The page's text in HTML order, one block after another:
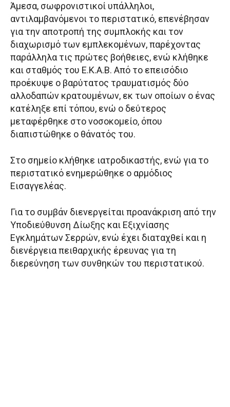
Άμεσα, σωφρονιστικοί υπάλληλοι,
αντιλαμβανόμενοι το περιστατικό, επενέβησαν
για την αποτροπή της συμπλοκής και τον
διαχωρισμό των εμπλεκομένων, παρέχοντας
παράλληλα τις πρώτες βοήθειες, ενώ κλήθηκε
και σταθμός του Ε.Κ.Α.Β. Από το επεισόδιο
προέκυψε ο βαρύτατος τραυματισμός δύο
αλλοδαπών κρατουμένων, εκ των οποίων ο ένας
κατέληξε επί τόπου, ενώ ο δεύτερος
μεταφέρθηκε στο νοσοκομείο, όπου
διαπιστώθηκε ο θάνατός του.
Στο σημείο κλήθηκε ιατροδικαστής, ενώ για το
περιστατικό ενημερώθηκε ο αρμόδιος
Εισαγγελέας.
Για το συμβάν διενεργείται προανάκριση από την
Υποδιεύθυνση Δίωξης και Εξιχνίασης
Εγκλημάτων Σερρών, ενώ έχει διαταχθεί και η
διενέργεια πειθαρχικής έρευνας για τη
διερεύνηση των συνθηκών του περιστατικού.